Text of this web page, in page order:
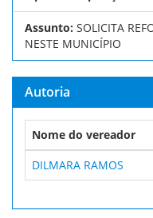
Assunto: SOLICITA
NESTE MUNICÍPIO
Autoria
Nome do vereador
DILMARA RAMOS